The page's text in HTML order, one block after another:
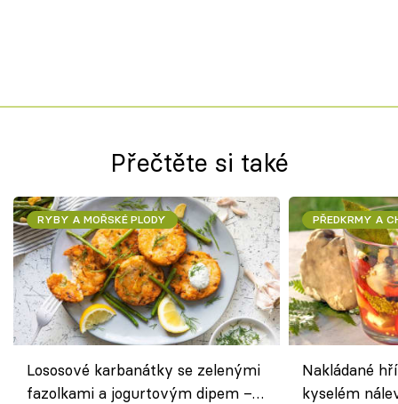
Přečtěte si také
RYBY A MOŘSKÉ PLODY
Lososové karbanátky se zelenými
fazolkami a jogurtovým dipem –
PŘEDKRMY A
Nakládané
kyselém